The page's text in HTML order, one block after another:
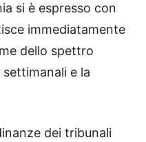
si è espresso con
immediatamente
dello spettro
e la
dei tribunali